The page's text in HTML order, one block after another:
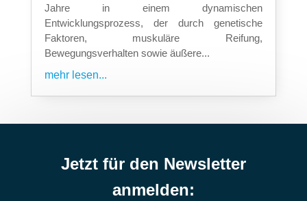
Jahre in einem dynamischen
Entwicklungsprozess, der durch genetische
Faktoren, muskuläre Reifung,
Bewegungsverhalten sowie äußere...
mehr lesen...
Jetzt für den Newsletter
anmelden: